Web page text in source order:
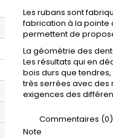
Toggle
Les rubans sont
fabrication à la pointe
permettent de
La géométrie des
Les résultats qui en
bois durs que
très serrées avec des
exigences des
Commentaires (0)
Note